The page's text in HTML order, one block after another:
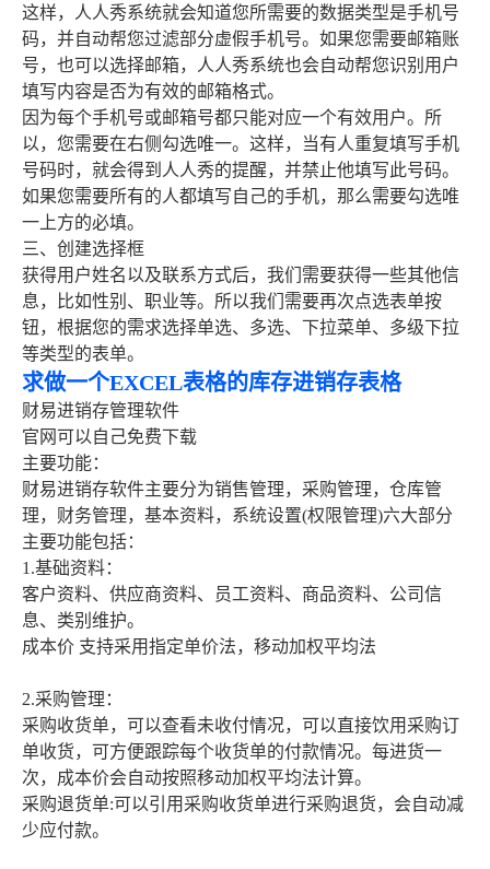
这样，人人秀系统就会知道您所需要的数据类型是手机号
码，并自动帮您过滤部分虚假手机号。如果您需要邮箱账
号，也可以选择邮箱，人人秀系统也会自动帮您识别用户
填写内容是否为有效的邮箱格式。
因为每个手机号或邮箱号都只能对应一个有效用户。所
以，您需要在右侧勾选唯一。这样，当有人重复填写手机
号码时，就会得到人人秀的提醒，并禁止他填写此号码。
如果您需要所有的人都填写自己的手机，那么需要勾选唯
一上方的必填。
三、创建选择框
获得用户姓名以及联系方式后，我们需要获得一些其他信
息，比如性别、职业等。所以我们需要再次点选表单按
钮，根据您的需求选择单选、多选、下拉菜单、多级下拉
等类型的表单。
求做一个EXCEL表格的库存进销存表格
财易进销存管理软件
官网可以自己免费下载
主要功能：
财易进销存软件主要分为销售管理，采购管理，仓库管
理，财务管理，基本资料，系统设置(权限管理)六大部分
主要功能包括：
1.基础资料：
客户资料、供应商资料、员工资料、商品资料、公司信
息、类别维护。
成本价 支持采用指定单价法，移动加权平均法
2.采购管理：
采购收货单，可以查看未收付情况，可以直接饮用采购订
单收货，可方便跟踪每个收货单的付款情况。每进货一
次，成本价会自动按照移动加权平均法计算。
采购退货单:可以引用采购收货单进行采购退货，会自动减
少应付款。